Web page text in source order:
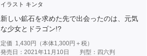
イラスト キンタ
新しい鉱石を求めた先で出会ったのは、元気
な少女とドラゴン!?
定価 1,430円（本体1,300円＋税）
発売日：2021年11月10日
判型：四六判